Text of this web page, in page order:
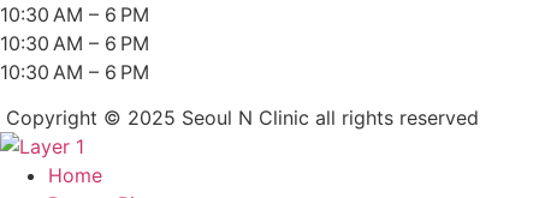
10:30 AM – 6 PM
10:30 AM – 6 PM
10:30 AM – 6 PM
Copyright © 2025 Seoul N Clinic all rights reserved
Home